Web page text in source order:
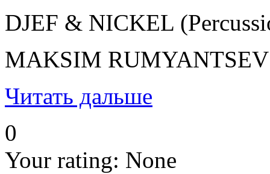
DJEF & NICKEL
MAKSIM RUMYANTSEV
Читать дальше
0
Your rating: None